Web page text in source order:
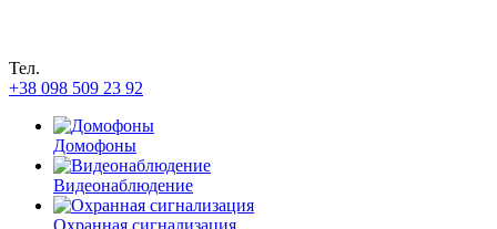
Тел.
+38 098 509 23 92
Домофоны
Видеонаблюдение
Охранная сигнализация